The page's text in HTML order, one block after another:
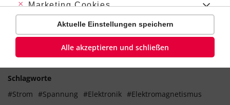
Insbesondere können sich in Wechselstromkreisen
elektromagnetische Schwingungenausbilden und als
elektromagnetische Wellenabgestrahlt werden.
Schlagworte
#Strom #Spannung #Elektronik #Elektromagnetismus
Abgelehnt:
Marketing Cookies
Abgelehnt:
Personalisierungs-Cookies
Aktuelle Einstellungen speichern
Alle akzeptieren und schließen